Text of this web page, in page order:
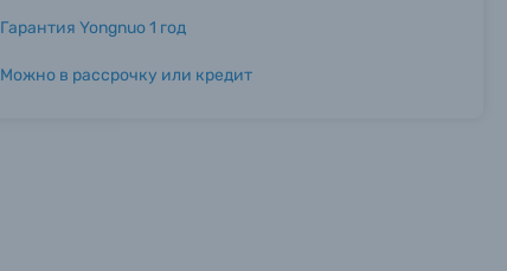
Гарантия Yongnuo 1 год
Можно в рассрочку или кредит